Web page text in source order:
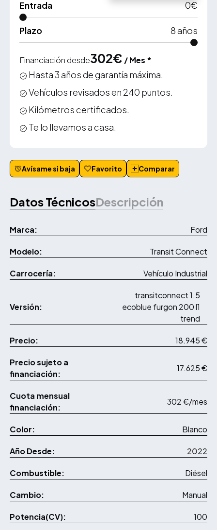
Entrada
0€
Plazo 8años
Financiación desde302€ / Mes *
Hasta 3 años de garantía máxima.
Vehículos revisados en 240 puntos.
Kilómetros certificados.
Te lo llevamos a casa.
Avísame si baja Favorito Comparar
Datos TécnicosDescripción
Marca: Ford
Modelo: Transit Connect
Carrocería: Vehículo Industrial
Versión:
transitconnect 1.5
ecoblue furgon 200 l1
trend
Precio: 18.945 €
Precio sujeto a
financiación:
17.625 €
Cuota mensual
financiación:
302 €/mes
Color: Blanco
Año Desde: 2022
Combustible: Diésel
Cambio: Manual
Potencia(CV): 100